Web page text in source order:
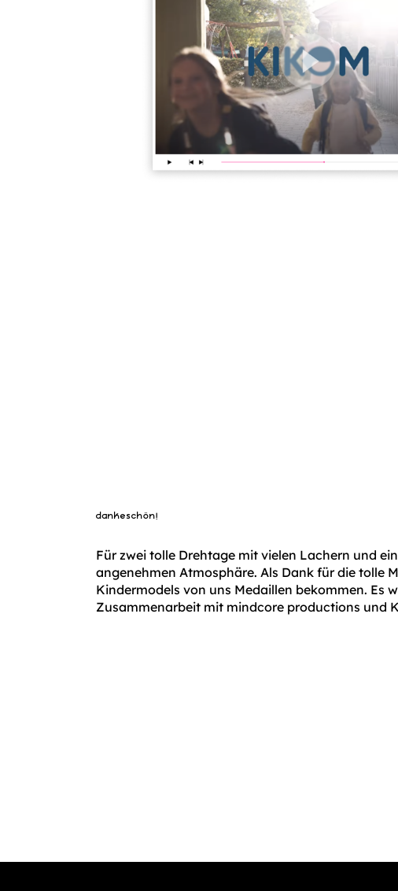
dankeschön!
Für zwei tolle Drehtage mit vielen Lachern und
angenehmen Atmosphäre. Als Dank für die tolle
Kindermodels von uns Medaillen bekommen. Es
Zusammenarbeit mit mindcore productions und